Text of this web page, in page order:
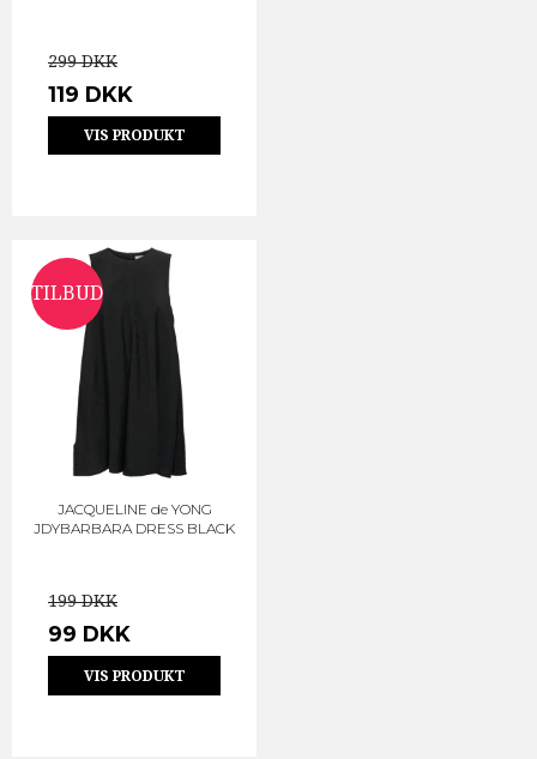
299 DKK
119 DKK
VIS PRODUKT
TILBUD
JACQUELINE de YONG
JDYBARBARA DRESS BLACK
199 DKK
99 DKK
VIS PRODUKT